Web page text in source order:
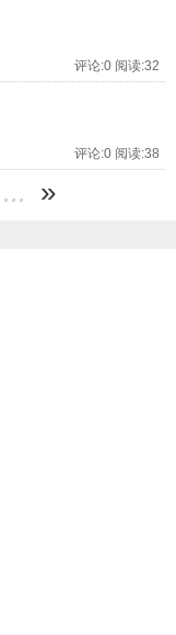
评论:0 阅读:32
评论:0 阅读:38
... »